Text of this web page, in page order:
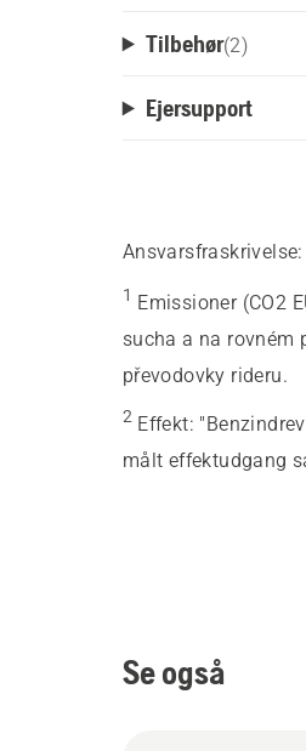
Tilbehør(2)
Ejersupport
Ansvarsfraskrivelse:
1 Emissioner (CO2
sucha a na rovném
převodovky rideru.
2 Effekt:
målt effektudgang
Se også